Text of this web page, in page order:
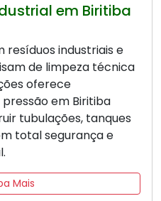
em Biritiba
resíduos industriais e
de limpeza técnica
oferece
em Biritiba
tubulações, tanques
total segurança e
Mais